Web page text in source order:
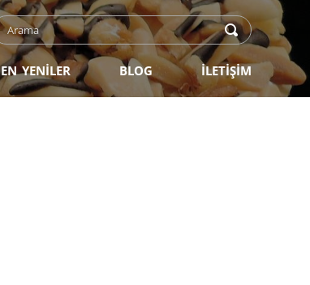
EN YENİLER BLOG İLETİŞİM